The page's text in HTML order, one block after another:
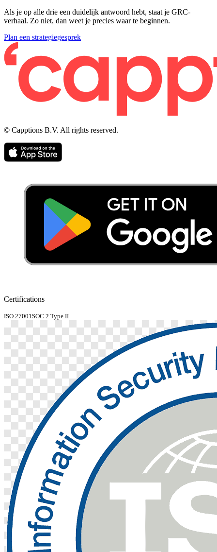
Als je op alle drie een duidelijk antwoord hebt, staat je GRC-
verhaal. Zo niet, dan weet je precies waar te beginnen.
Plan een strategiegesprek
© Capptions B.V. All rights reserved.
Certifications
ISO 27001 SOC 2 Type II